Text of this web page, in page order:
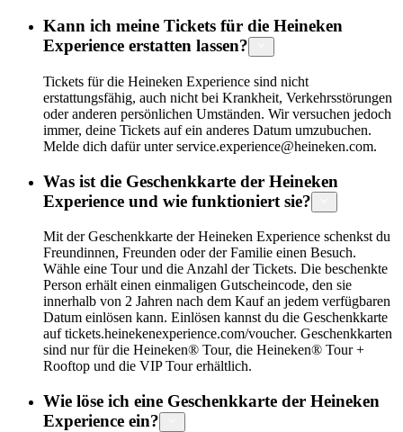
Kann ich meine Tickets für die Heineken
Experience erstatten lassen?
Tickets für die Heineken Experience sind nicht
erstattungsfähig, auch nicht bei Krankheit, Verkehrsstörungen
oder anderen persönlichen Umständen. Wir versuchen jedoch
immer, deine Tickets auf ein anderes Datum umzubuchen.
Melde dich dafür unter service.experience@heineken.com.
Was ist die Geschenkkarte der Heineken
Experience und wie funktioniert sie?
Mit der Geschenkkarte der Heineken Experience schenkst du
Freundinnen, Freunden oder der Familie einen Besuch.
Wähle eine Tour und die Anzahl der Tickets. Die beschenkte
Person erhält einen einmaligen Gutscheincode, den sie
innerhalb von 2 Jahren nach dem Kauf an jedem verfügbaren
Datum einlösen kann. Einlösen kannst du die Geschenkkarte
auf tickets.heinekenexperience.com/voucher. Geschenkkarten
sind nur für die Heineken® Tour, die Heineken® Tour +
Rooftop und die VIP Tour erhältlich.
Wie löse ich eine Geschenkkarte der Heineken
Experience ein?